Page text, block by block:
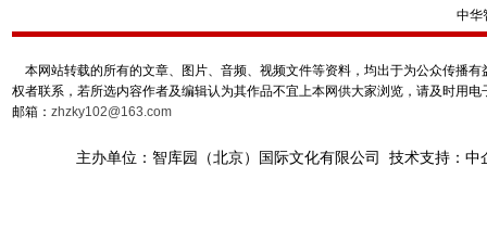
中华
本网站转载的所有的文章、图片、音频、视频文件等资料，均出于为公众传播
权者联系，若所选内容作者及编辑认为其作品不宜上本网供大家浏览，请及时用
邮箱： zhzky102@163.com
主办单位：智库园（北京）国际文化有限公司 技术支持：